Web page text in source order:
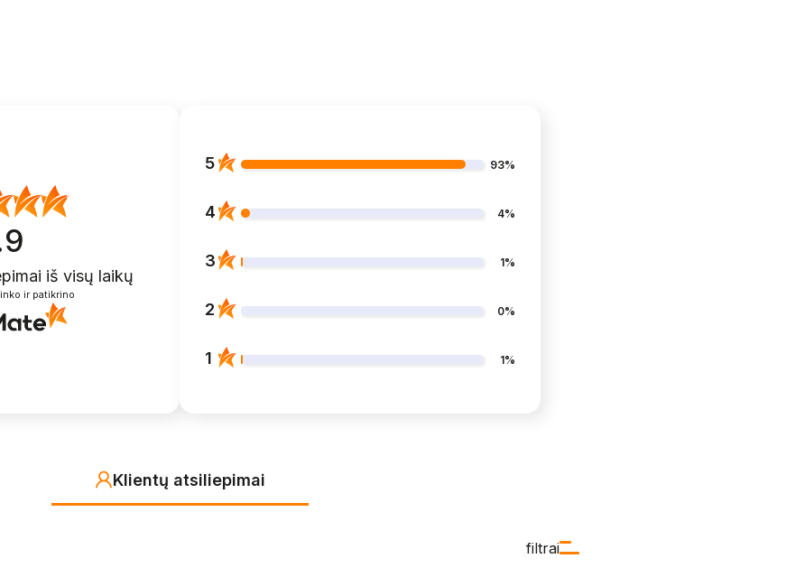
iš visų laikų
ir patikrino
5 93%
4 4%
3 1%
2 0%
1 1%
Klientų atsiliepimai
filtrai